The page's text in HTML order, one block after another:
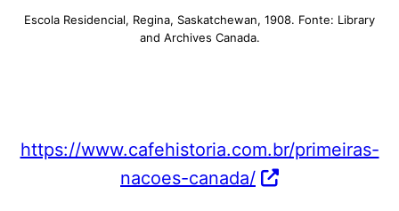
Escola Residencial, Regina, Saskatchewan, 1908. Fonte: Library
and Archives Canada.
https://www.cafehistoria.com.br/primeiras-
nacoes-canada/